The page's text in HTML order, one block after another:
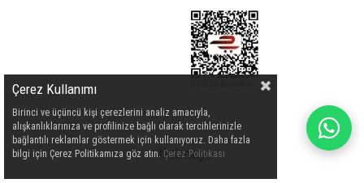
Çerez Kullanımı
Birinci ve üçüncü kişi çerezlerini analiz amacıyla,
alışkanlıklarınıza ve profilinize bağlı olarak tercihlerinizle
bağlantılı reklamlar göstermek için kullanıyoruz. Daha fazla
bilgi için Çerez Politikamıza göz atın. Çerez Politikası